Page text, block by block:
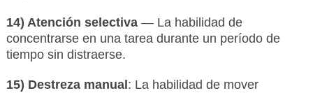
14) Atención selectiva— La habilidad de
concentrarse en una tarea durante un período de
tiempo sin distraerse.
15) Destreza manual : La habilidad de mover